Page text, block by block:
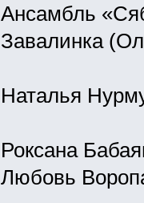
Ансамбль
Завалинка
Наталья
Роксана
Любовь